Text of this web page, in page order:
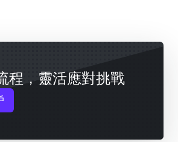
程，靈活應對挑戰